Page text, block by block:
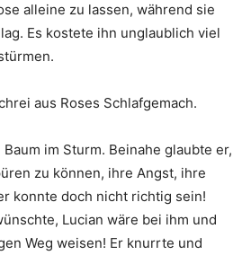
alleine zu lassen, während sie
Es kostete ihn unglaublich viel
aus Roses Schlafgemach.
im Sturm. Beinahe glaubte er,
zu können, ihre Angst, ihre
konnte doch nicht richtig sein!
Lucian wäre bei ihm und
Weg weisen! Er knurrte und